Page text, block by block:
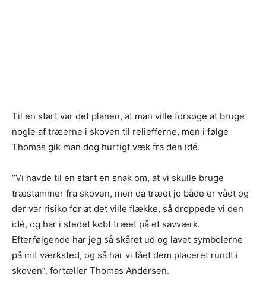
Til en start var det planen, at man ville forsøge at bruge
nogle af træerne i skoven til reliefferne, men i følge
Thomas gik man dog hurtigt væk fra den idé.
“Vi havde til en start en snak om, at vi skulle bruge
træstammer fra skoven, men da træet jo både er vådt og
der var risiko for at det ville flække, så droppede vi den
idé, og har i stedet købt træet på et savværk.
Efterfølgende har jeg så skåret ud og lavet symbolerne
på mit værksted, og så har vi fået dem placeret rundt i
skoven”, fortæller Thomas Andersen.